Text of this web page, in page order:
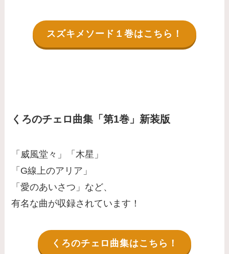
スズキメソード１巻はこちら！
くろのチェロ曲集「第1巻」新装版
「威風堂々」「木星」
「G線上のアリア」
「愛のあいさつ」など、
有名な曲が収録されています！
くろのチェロ曲集はこちら！